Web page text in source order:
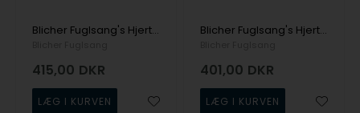
Blicher Fuglsang's Hjerteøreringe i blankt forgyldt sølv
415,00 DKR
Blicher Fuglsang's Hjerteøreringe i blankt sølv
401,00 DKR